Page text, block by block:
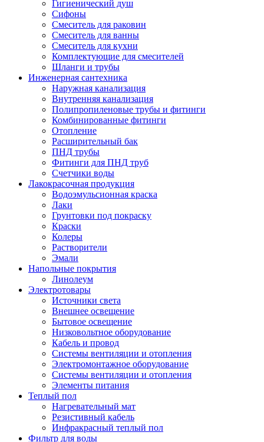
Гигиенический душ
Сифоны
Смеситель для раковин
Смеситель для ванны
Смеситель для кухни
Комплектующие для смесителей
Шланги и трубы
Инженерная сантехника
Наружная канализация
Внутренняя канализация
Полипропиленовые трубы и фитинги
Комбинированные фитинги
Отопление
Расширительный бак
ПНД трубы
Фитинги для ПНД труб
Счетчики воды
Лакокрасочная продукция
Водоэмульсионная краска
Лаки
Грунтовки под покраску
Краски
Колеры
Растворители
Эмали
Напольные покрытия
Линолеум
Электротовары
Источники света
Внешнее освещение
Бытовое освещение
Низковольтное оборудование
Кабель и провод
Системы вентиляции и отопления
Электромонтажное оборудование
Системы вентиляции и отопления
Элементы питания
Теплый пол
Нагревательный мат
Резистивный кабель
Инфракрасный теплый пол
Фильтр для воды